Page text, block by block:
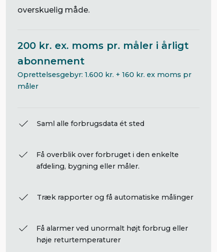
overskuelig måde.
200 kr. ex. moms pr. måler i årligt
abonnement
Oprettelsesgebyr: 1.600 kr. + 160 kr. ex moms pr
måler
Saml alle forbrugsdata ét sted
Få overblik over forbruget i den enkelte
afdeling, bygning eller måler.
Træk rapporter og få automatiske målinger
Få alarmer ved unormalt højt forbrug eller
høje returtemperaturer